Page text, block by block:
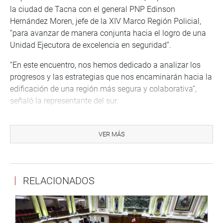
la ciudad de Tacna con el general PNP Edinson
Hernández Moren, jefe de la XIV Marco Región Policial,
“para avanzar de manera conjunta hacia el logro de una
Unidad Ejecutora de excelencia en seguridad”.
“En este encuentro, nos hemos dedicado a analizar los
progresos y las estrategias que nos encaminarán hacia la
edificación de una región más segura y colaborativa”,
señaló la representante del sur.
En la sede del gobierno regional de Cajamarca se llevó a
cabo una mesa de trabajo entre el congresista Hamlet
para tratar los temas de Infraestructura hospitalaria e
“En esta reunión se busca trabajar una «Agenda
VER MÁS
RELACIONADOS